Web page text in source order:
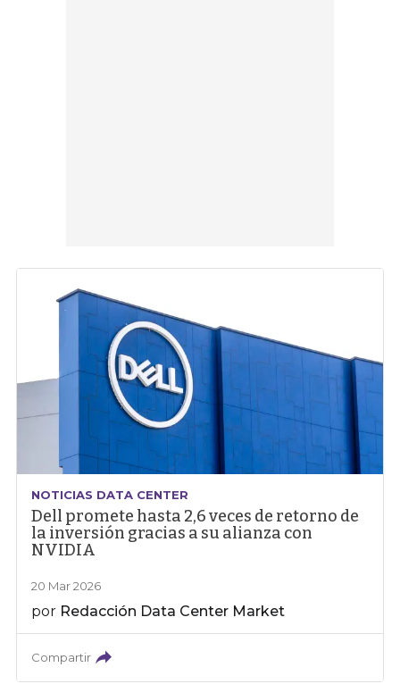
NOTICIAS DATA CENTER
Dell promete hasta 2,6 veces de retorno de
la inversión gracias a su alianza con
NVIDIA
20 Mar 2026
por Redacción Data Center Market
Compartir